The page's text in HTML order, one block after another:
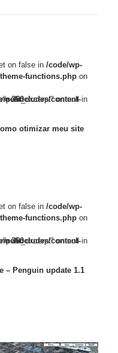
on false in /code/wp-
functions.php on
on false in
theme-functions.php
on null in
360
otimizar meu site
on false in /code/wp-
functions.php on
on false in
theme-functions.php
on null in
360
– Penguin update 1.1